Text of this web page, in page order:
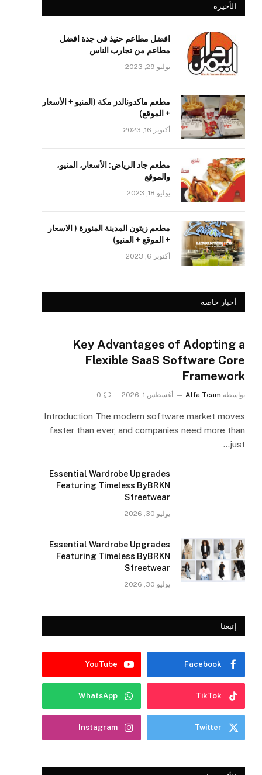
الأخيرة
افضل مطاعم حنيذ في جدة افضل
مطاعم من تجارب الناس
يوليو 29, 2023
مطعم ماكدونالدز مكة (المنيو + الأسعار
+ الموقع)
أكتوبر 16, 2023
مطعم جاد الرياض: الأسعار، المنيو،
والموقع
يوليو 18, 2023
مطعم زيتون المدينة المنورة ( الاسعار
+ الموقع + المنيو)
أكتوبر 6, 2023
أخبار خاصة
Key Advantages of Adopting a
Flexible SaaS Software Core
Framework
بواسطة Alfa Team أغسطس 1, 2026 0
Introduction The modern software market moves
faster than ever, and companies need more than
just…
Essential Wardrobe Upgrades
Featuring Timeless ByBRKN
Streetwear
يوليو 30, 2026
Essential Wardrobe Upgrades
Featuring Timeless ByBRKN
Streetwear
يوليو 30, 2026
إتبعنا
Facebook
YouTube
TikTok
WhatsApp
Twitter
Instagram